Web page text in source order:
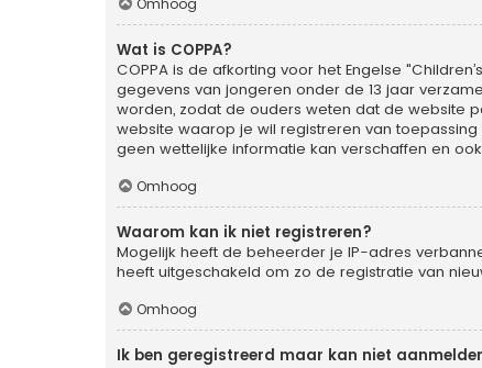
Omhoog
Wat is COPPA?
COPPA is de afkorting voor het Engelse
gegevens van jongeren onder de 13 jaar
worden, zodat de ouders weten dat de website
website waarop je wil registreren van
geen wettelijke informatie kan verschaffen en
Omhoog
Waarom kan ik niet registreren?
Mogelijk heeft de beheerder je IP-adres
heeft uitgeschakeld om zo de registratie van
Omhoog
Ik ben geregistreerd maar kan niet